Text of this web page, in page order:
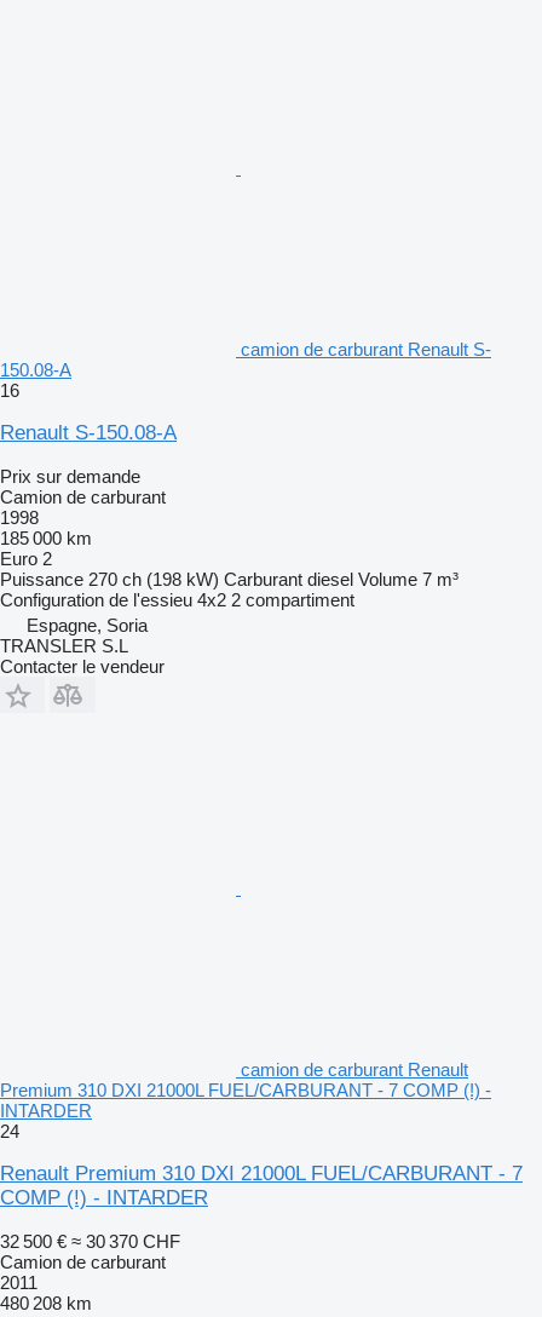
camion de carburant Renault S-
150.08-A
16
Renault S-150.08-A
Prix sur demande
Camion de carburant
1998
185 000 km
Euro 2
Puissance 270 ch (198 kW) Carburant diesel Volume 7 m³
Configuration de l'essieu 4x2 2 compartiment
Espagne, Soria
TRANSLER S.L
Contacter le vendeur
camion de carburant Renault
Premium 310 DXI 21000L FUEL/CARBURANT - 7 COMP (!) -
INTARDER
24
Renault Premium 310 DXI 21000L FUEL/CARBURANT - 7
COMP (!) - INTARDER
32 500 € ≈ 30 370 CHF
Camion de carburant
2011
480 208 km